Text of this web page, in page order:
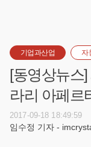
기업과산업 자
[동영상뉴스]
라리 아페르
2017-09-18 18:49:59
임수정 기자 -